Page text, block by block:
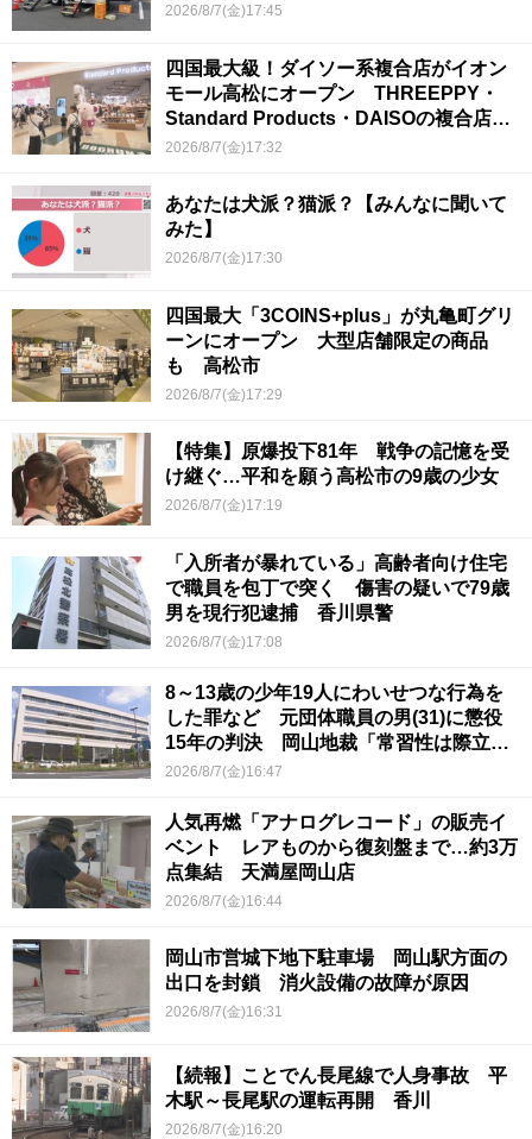
2026/8/7(金)17:45
四国最大級！ダイソー系複合店がイオン
モール高松にオープン THREEPPY・
Standard Products・DAISOの複合店は
香川県初
2026/8/7(金)17:32
あなたは犬派？猫派？【みんなに聞いて
みた】
2026/8/7(金)17:30
四国最大「3COINS+plus」が丸亀町グリ
ーンにオープン 大型店舗限定の商品
も 高松市
2026/8/7(金)17:29
【特集】原爆投下81年 戦争の記憶を受
け継ぐ…平和を願う高松市の9歳の少女
2026/8/7(金)17:19
「入所者が暴れている」高齢者向け住宅
で職員を包丁で突く 傷害の疑いで79歳
男を現行犯逮捕 香川県警
2026/8/7(金)17:08
8～13歳の少年19人にわいせつな行為を
した罪など 元団体職員の男(31)に懲役
15年の判決 岡山地裁「常習性は際立っ
ていて被害結果も非常に重い」
2026/8/7(金)16:47
人気再燃「アナログレコード」の販売イ
ベント レアものから復刻盤まで…約3万
点集結 天満屋岡山店
2026/8/7(金)16:44
岡山市営城下地下駐車場 岡山駅方面の
出口を封鎖 消火設備の故障が原因
2026/8/7(金)16:31
【続報】ことでん長尾線で人身事故 平
木駅～長尾駅の運転再開 香川
2026/8/7(金)16:20